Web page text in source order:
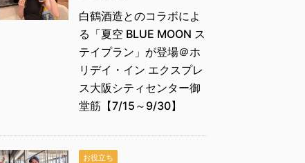
白鶴酒造とのコラボによ
る「夏空 BLUE MOON ス
テイプラン」が登場＠ホ
リデイ・イン エクスプレ
ス大阪シティセンター御
堂筋【7/15～9/30】
お役立ち